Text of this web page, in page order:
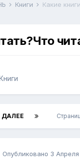
Книги Какие
ДАЛЕЕ
Опубликовано 3